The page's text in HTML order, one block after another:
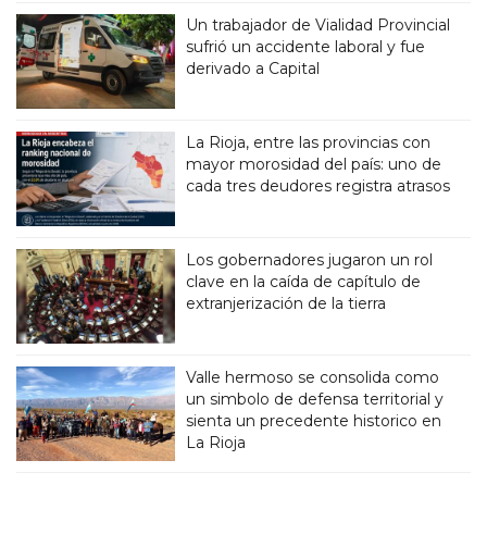
Un trabajador de Vialidad Provincial
sufrió un accidente laboral y fue
derivado a Capital
La Rioja, entre las provincias con
mayor morosidad del país: uno de
cada tres deudores registra atrasos
Los gobernadores jugaron un rol
clave en la caída de capítulo de
extranjerización de la tierra
Valle hermoso se consolida como
un simbolo de defensa territorial y
sienta un precedente historico en
La Rioja